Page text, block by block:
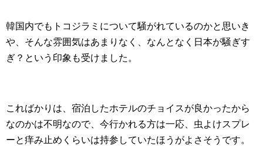
韓国内でもトコジラミについて騒がれているのかと思いき
や、そんな雰囲気はあまりなく、なんとなく日本が騒ぎす
ぎ？という印象も受けました。
こればかりは、宿泊したホテルのチョイスが良かったから
なのかは不明なので、今行かれる方は一応、虫よけスプレ
ーと痒み止めくらいは持参していたほうがよさそうです。